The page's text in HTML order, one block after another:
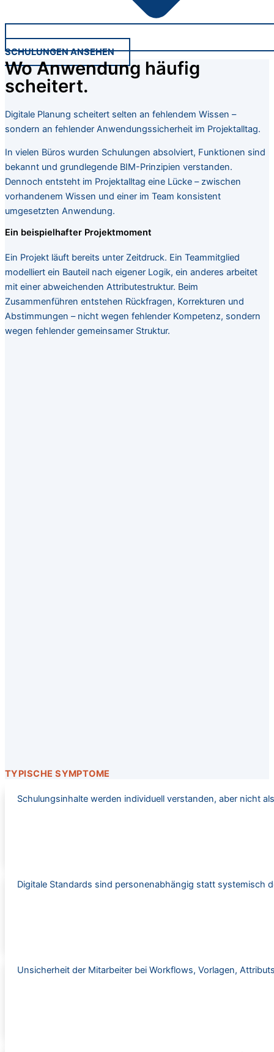
SCHULUNGEN ANSEHEN
Wo Anwendung häufig
scheitert.
Digitale Planung scheitert selten an fehlendem Wissen –
sondern an fehlender Anwendungssicherheit im Projektalltag.
In vielen Büros wurden Schulungen absolviert, Funktionen sind
bekannt und grundlegende BIM-Prinzipien verstanden.
Dennoch entsteht im Projektalltag eine Lücke – zwischen
vorhandenem Wissen und einer im Team konsistent
umgesetzten Anwendung.
Ein beispielhafter Projektmoment
Ein Projekt läuft bereits unter Zeitdruck. Ein Teammitglied
modelliert ein Bauteil nach eigener Logik, ein anderes arbeitet
mit einer abweichenden Attributestruktur. Beim
Zusammenführen entstehen Rückfragen, Korrekturen und
Abstimmungen – nicht wegen fehlender Kompetenz, sondern
wegen fehlender gemeinsamer Struktur.
TYPISCHE SYMPTOME
Schulungsinhalte werden individuell verstanden, aber nicht
Digitale Standards sind personenabhängig statt systemisch
Unsicherheit der Mitarbeiter bei Workflows, Vorlagen,